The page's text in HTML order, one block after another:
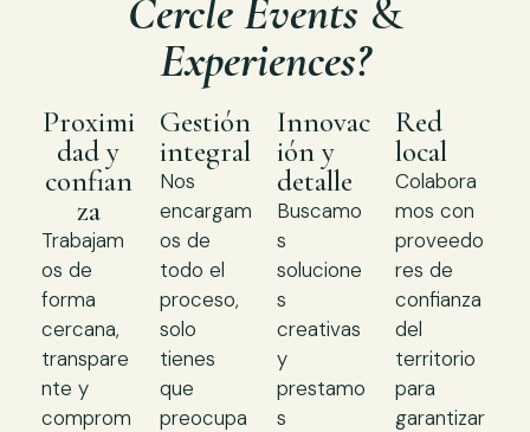
Cercle Events &
Experiences?
Proximi
dad y
confian
za
Trabajam
os de
forma
cercana,
transpare
nte y
comprom
Gestión
integral
Nos
encargam
os de
todo el
proceso,
solo
tienes
que
preocupa
Innovac
ión y
detalle
Buscamo
s
solucione
s
creativas
y
prestamo
s
Red
local
Colabora
mos con
proveedo
res de
confianza
del
territorio
para
garantizar